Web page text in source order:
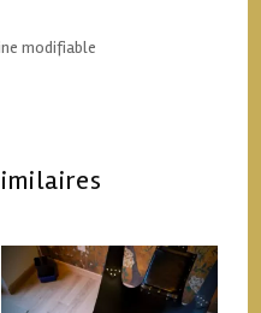
modifiable